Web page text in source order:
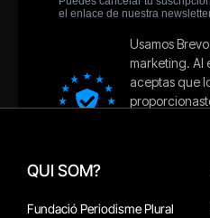
QUI SOM?
Fundació Periodisme Plural